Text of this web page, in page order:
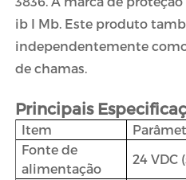
ib I Mb. Este produto
independentemente
de chamas.
Principais
Item
Fonte de
alimentação
24 VDC